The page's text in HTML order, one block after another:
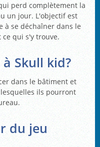
perd complètement la
un jour. L'objectif est
à se déchaîner dans le
qui s'y trouve.
Skull kid?
dans le bâtiment et
ils pourront
du jeu